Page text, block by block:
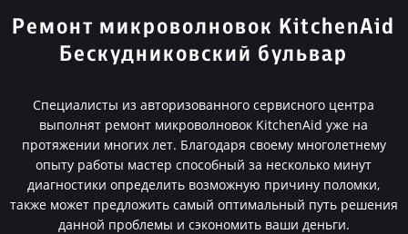
Ремонт микроволновок KitchenAid
Бескудниковский бульвар
Специалисты из авторизованного сервисного центра
выполнят ремонт микроволновок KitchenAid уже на
протяжении многих лет. Благодаря своему многолетнему
опыту работы мастер способный за несколько минут
диагностики определить возможную причину поломки,
также может предложить самый оптимальный путь решения
данной проблемы и сэкономить ваши деньги.